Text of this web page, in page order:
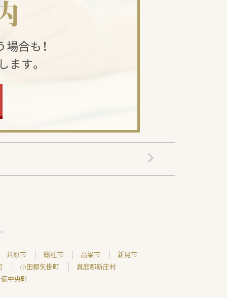
井原市 総社市 高梁市
新見市
小田郡矢掛町
真庭郡新庄村
中央町